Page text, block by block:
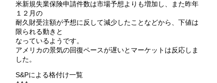
米新規失業保険申請件数は市場予想よりも増加し、また昨年
１２月の
耐久財受注額が予想に反して減少したことなどから、下値は
限られる動きと
なっているようです。
アメリカの景気の回復ペースが遅いとマーケットは反応しま
した。
S&Pによる格付け一覧